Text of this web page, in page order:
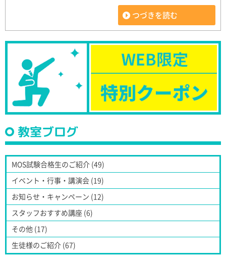
つづきを読む
教室ブログ
MOS試験合格生のご紹介 (49)
イベント・行事・講演会 (19)
お知らせ・キャンペーン (12)
スタッフおすすめ講座 (6)
その他 (17)
生徒様のご紹介 (67)